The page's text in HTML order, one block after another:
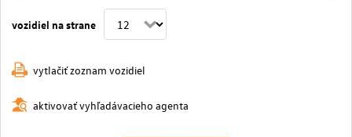
vozidiel na strane
vytlačiť zoznam vozidiel
aktivovať vyhľadávacieho agenta